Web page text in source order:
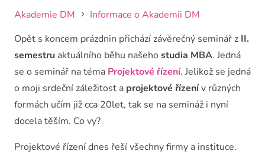
Akademie DM
Informace o Akademii DM
Opět s koncem prázdnin přichází závěrečný seminář z II.
semestru aktuálního běhu našehostudia MBA. Jedná
se o seminář na téma Projektové řízení. Jelikož se jedná
o moji srdeční záležitost a projektové řízenív různých
formách učím již cca 20let, tak se na semináž i nyní
docela těším. Co vy?
Projektové řízení dnes řeší všechny firmy a instituce.